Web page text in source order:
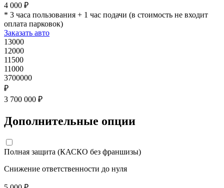
4 000 ₽
* 3 часа пользования + 1 час подачи (в стоимость не входит
оплата парковок)
Заказать авто
13000
12000
11500
11000
3700000
₽
3 700 000 ₽
Дополнительные опции
Полная защита (КАСКО без франшизы)
Снижение ответственности до нуля